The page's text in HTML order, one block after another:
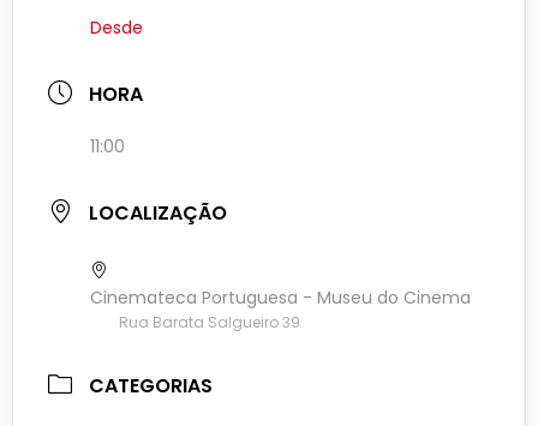
Desde
HORA
11:00
LOCALIZAÇÃO
Cinemateca Portuguesa - Museu do Cinema
Rua Barata Salgueiro 39
CATEGORIAS